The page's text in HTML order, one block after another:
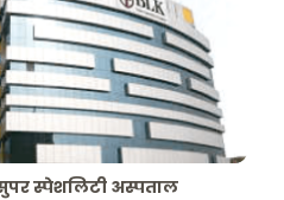
स्पेशलिटी अस्पताल